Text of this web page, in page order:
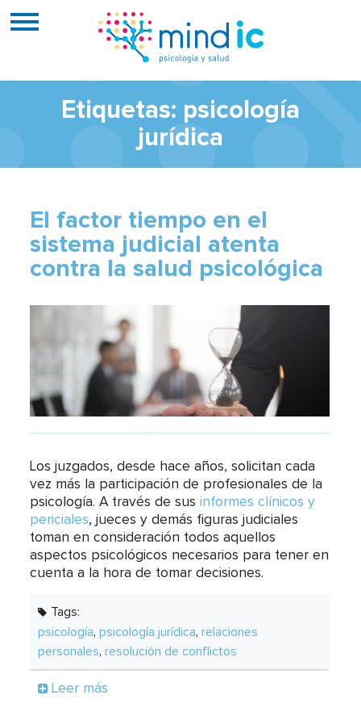
Etiquetas: psicología
jurídica
El factor tiempo en el
sistema judicial atenta
contra la salud psicológica
Los juzgados, desde hace años, solicitan cada
vez más la participación de profesionales de la
psicología. A través de susinformes clínicos y
periciales, jueces y demás figuras judiciales
toman en consideración todos aquellos
aspectos psicológicos necesarios para tener en
cuenta a la hora de tomar decisiones.
Tags:
psicología,psicología jurídica,relaciones
personales,resolución de conflictos
Leer más